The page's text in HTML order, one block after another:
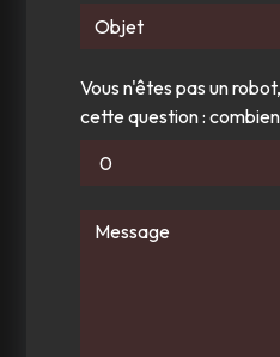
Vous n'êtes pas un
cette question :